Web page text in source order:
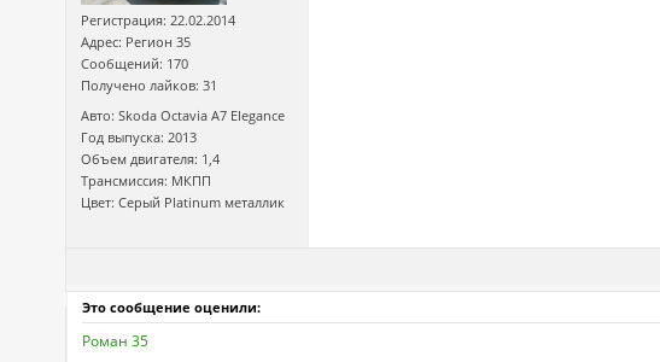
Регистрация: 22.02.2014
Адрес: Регион 35
Сообщений: 170
Получено лайков: 31
Авто: Skoda Octavia А7 Elegance
Год выпуска: 2013
Объем двигателя: 1,4
Трансмиссия: МКПП
Цвет: Серый Platinum металлик
Это сообщение оценили:
Роман 35